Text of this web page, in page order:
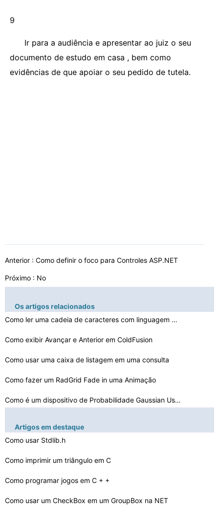
9
Ir para a audiência e apresentar ao juiz o seu
documento de estudo em casa , bem como
evidências de que apoiar o seu pedido de tutela.
Anterior : Como definir o foco para Controles ASP.NET
Próximo : No
Os artigos relacionados
Como ler uma cadeia de caracteres com linguagem Assembl…
Como exibir Avançar e Anterior em ColdFusion
Como usar uma caixa de listagem em uma consulta
Como fazer um RadGrid Fade in uma Animação
Como é um dispositivo de Probabilidade Gaussian Usado
Sintaxe de uma função
Como resolver matrizes utilizando QBasic
O que é um array de inteiros
Artigos em destaque
Como usar Stdlib.h
Como imprimir um triângulo em C
Como programar jogos em C + +
Como usar um CheckBox em um GroupBox na NET